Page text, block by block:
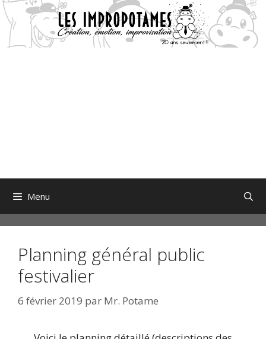
Aller
au
contenu
Menu
Planning général public
festivalier
6 février 2019 par Mr. Potame